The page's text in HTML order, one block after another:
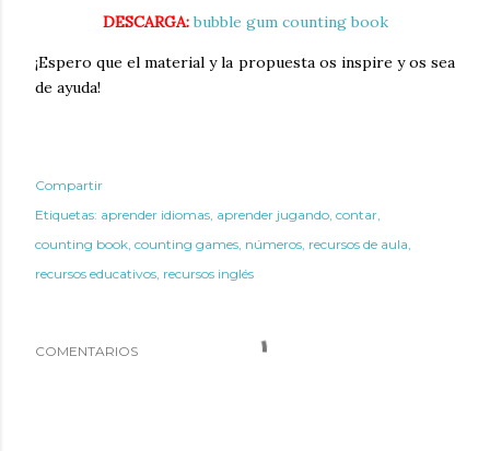
DESCARGA:bubble gum counting book
¡Espero que el material y la propuesta os inspire y os sea
de ayuda!
Compartir
Etiquetas: aprender idiomas aprender jugando contar
counting book counting games números recursos de aula
recursos educativos recursos inglés
COMENTARIOS